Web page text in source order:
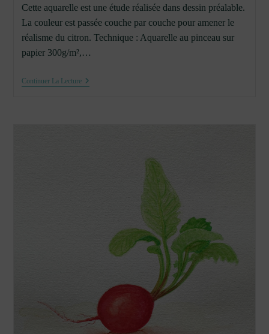
Cette aquarelle est une étude réalisée dans dessin préalable.
La couleur est passée couche par couche pour amener le
réalisme du citron. Technique : Aquarelle au pinceau sur
papier 300g/m²,…
Continuer La LectureEtude